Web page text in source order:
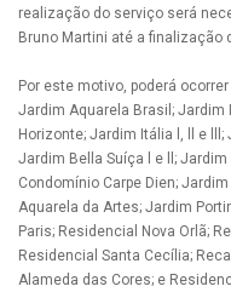
realização do serviço será
Bruno Martini até a finalização
Por este motivo, poderá
Jardim Aquarela Brasil; Jardim
Horizonte; Jardim Itália l, ll e
Jardim Bella Suíça l e ll;
Condomínio Carpe Dien;
Aquarela da Artes; Jardim
Paris; Residencial Nova Orlã;
Residencial Santa Cecília;
Alameda das Cores; e